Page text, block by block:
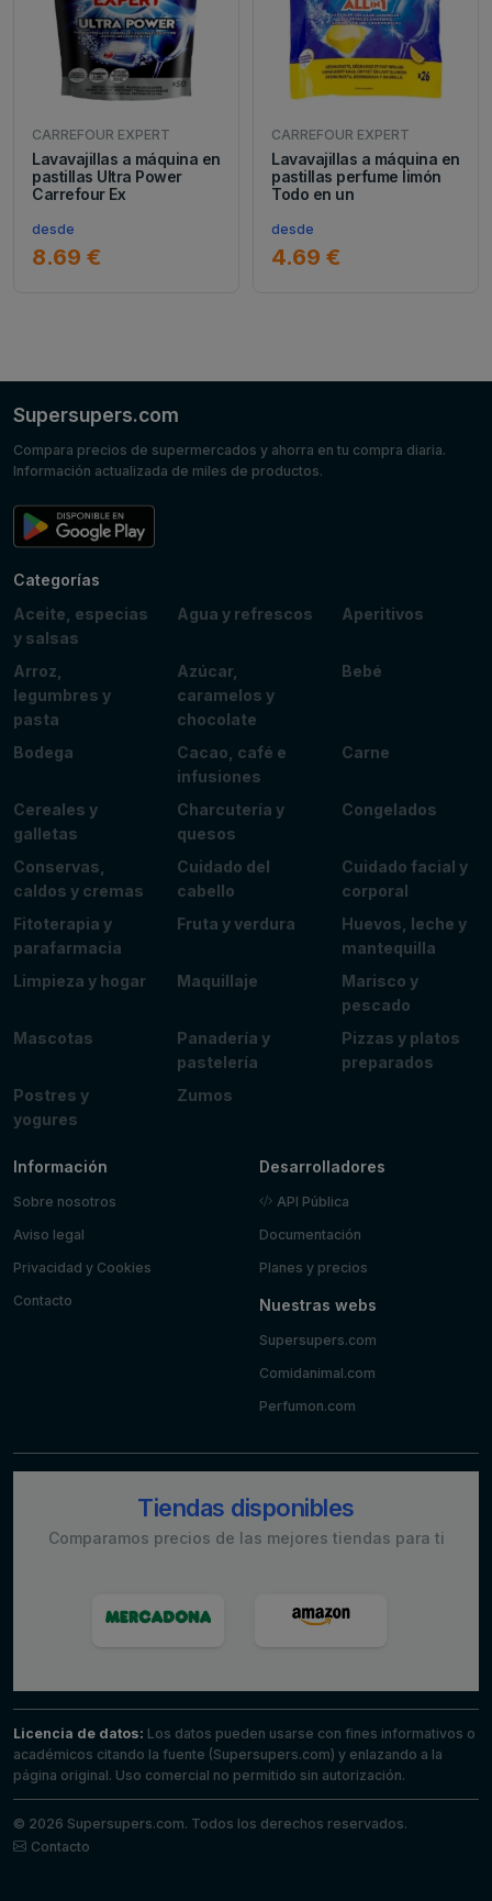
CARREFOUR EXPERT
Lavavajillas a máquina en
pastillas Ultra Power
Carrefour Ex
desde
8.69 €
CARREFOUR EXPERT
Lavavajillas a máquina en
pastillas perfume limón
Todo en un
desde
4.69 €
Supersupers.com
Compara precios de supermercados y ahorra en tu compra diaria.
Información actualizada de miles de productos.
Categorías
Aceite, especias
y salsas
Agua y refrescos Aperitivos
Arroz,
legumbres y
pasta
Azúcar,
caramelos y
chocolate
Bebé
Bodega
Cacao, café e
infusiones
Carne
Cereales y
galletas
Charcutería y
quesos
Congelados
Conservas,
caldos y cremas
Cuidado del
cabello
Cuidado facial y
corporal
Fitoterapia y
parafarmacia
Fruta y verdura
Huevos, leche y
mantequilla
Limpieza y hogar
Maquillaje
Marisco y
pescado
Mascotas
Panadería y
pastelería
Pizzas y platos
preparados
Postres y
yogures
Zumos
Información
Sobre nosotros
Aviso legal
Privacidad y Cookies
Contacto
Desarrolladores
API Pública
Documentación
Planes y precios
Nuestras webs
Supersupers.com
Comidanimal.com
Perfumon.com
Tiendas disponibles
Comparamos precios de las mejores tiendas para ti
Licencia de datos: Los datos pueden usarse con fines informativos o
académicos citando la fuente (Supersupers.com) y enlazando a la
página original. Uso comercial no permitido sin autorización.
© 2026 Supersupers.com. Todos los derechos reservados.
Contacto